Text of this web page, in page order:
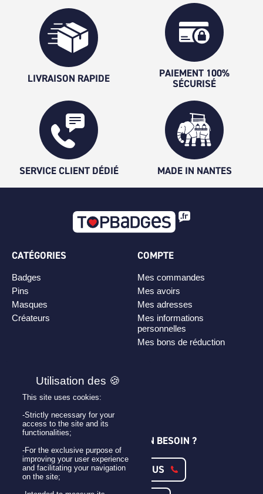
LIVRAISON RAPIDE
PAIEMENT 100%
SÉCURISÉ
SERVICE CLIENT DÉDIÉ MADE IN NANTES
CATÉGORIES
Badges
Pins
Masques
Créateurs
COMPTE
Mes commandes
Mes avoirs
Mes adresses
Mes informations
personnelles
Mes bons de réduction
PLAN DE SITE
Personnaliser son badge
UNE QUESTION ? UN BESOIN ?
CONTACTEZ-NOUS
This site uses cookies:
-Strictly necessary for your
access to the site and its
functionalities;
-For the exclusive purpose of
improving your user experience
and facilitating your navigation
on the site;